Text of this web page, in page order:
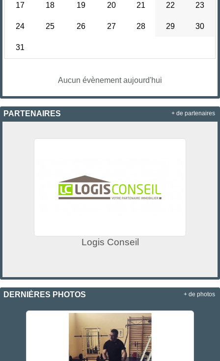
17 18 19 20 21 22 23
24 25 26 27 28 29 30
31
Aucun évènement aujourd'hui
PARTENAIRES
Logis Conseil
+ de partenaires
DERNIÈRES PHOTOS + de photos